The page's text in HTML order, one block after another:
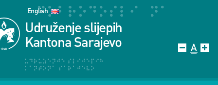
English
Udruženje slijepih
Kantona Sarajevo